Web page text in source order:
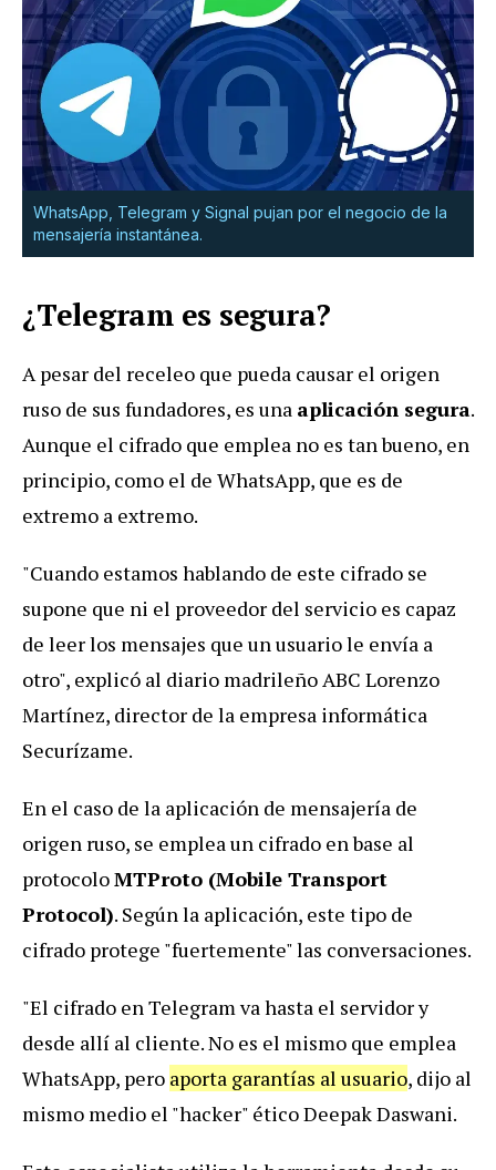
WhatsApp, Telegram y Signal pujan por el negocio de la
mensajería instantánea.
¿Telegram es segura?
A pesar del receleo que pueda causar el origen
ruso de sus fundadores, es una aplicación segura.
Aunque el cifrado que emplea no es tan bueno, en
principio, como el de WhatsApp, que es de
extremo a extremo.
"Cuando estamos hablando de este cifrado se
supone que ni el proveedor del servicio es capaz
de leer los mensajes que un usuario le envía a
otro", explicó al diario madrileño ABC Lorenzo
Martínez, director de la empresa informática
Securízame.
En el caso de la aplicación de mensajería de
origen ruso, se emplea un cifrado en base al
protocoloMTProto (Mobile Transport
Protocol). Según la aplicación, este tipo de
cifrado protege "fuertemente" las conversaciones.
"El cifrado en Telegram va hasta el servidor y
desde allí al cliente. No es el mismo que emplea
WhatsApp, pero aporta garantías al usuario, dijo al
mismo medio el "hacker" ético Deepak Daswani.